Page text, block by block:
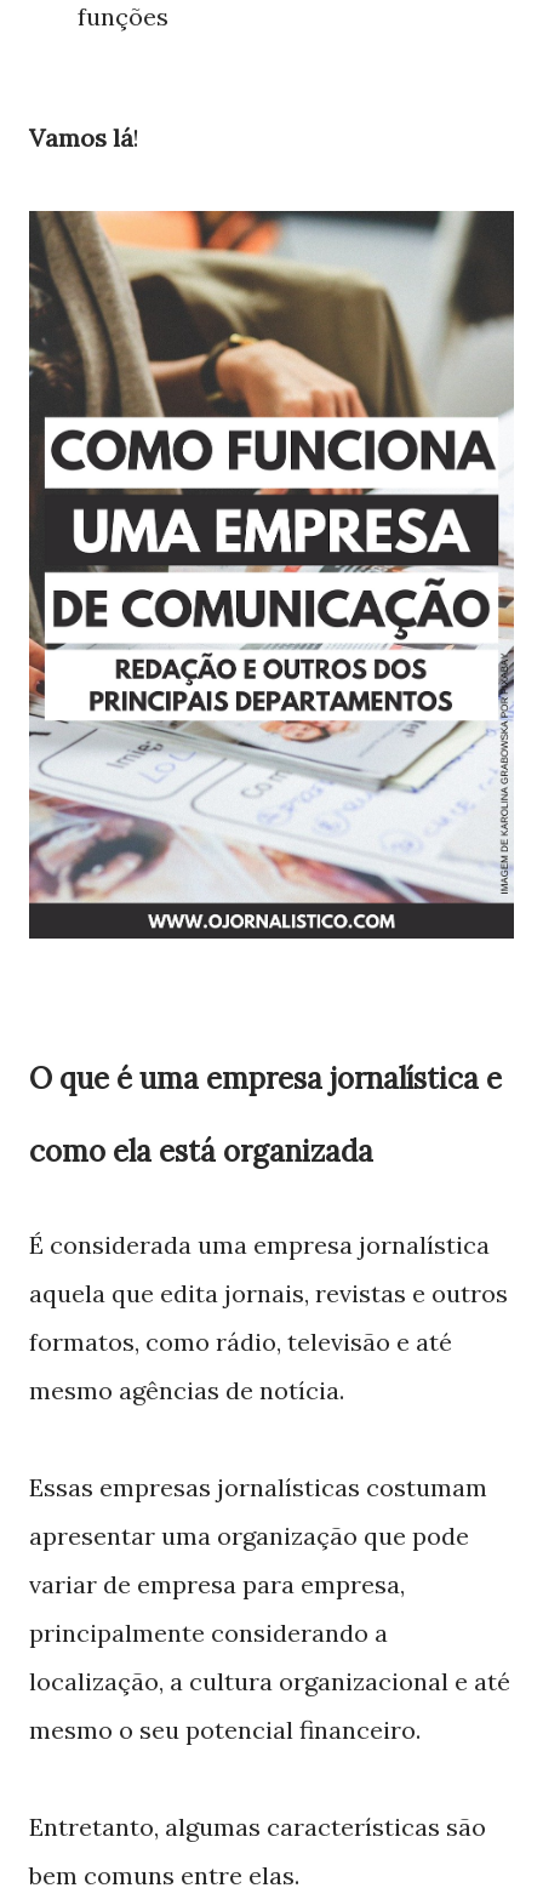
funções
Vamos lá!
O que é uma empresa jornalística e
como ela está organizada
É considerada uma empresa jornalística
aquela que edita jornais, revistas e outros
formatos, como rádio, televisão e até
mesmo agências de notícia.
Essas empresas jornalísticas costumam
apresentar uma organização que pode
variar de empresa para empresa,
principalmente considerando a
localização, a cultura organizacional e até
mesmo o seu potencial financeiro.
Entretanto, algumas características são
bem comuns entre elas.